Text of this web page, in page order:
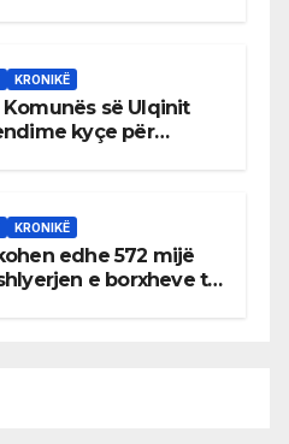
KRONIKË
Komunës së Ulqinit
kyçe për
KRONIKË
edhe 572 mijë
e borxheve të